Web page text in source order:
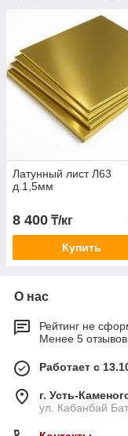
Латунный лист Л63
д.1,5мм
8 400 ₸/кг
Купить
О нас
Рейтинг не
Менее 5
Работает с
г. Усть-
ул. Кабанбай